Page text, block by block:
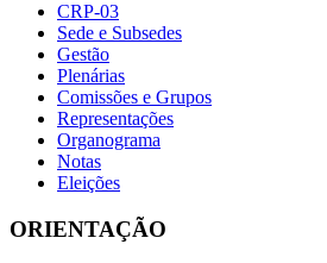
CRP-03
Sede e Subsedes
Gestão
Plenárias
Comissões e Grupos
Representações
Organograma
Notas
Eleições
ORIENTAÇÃO